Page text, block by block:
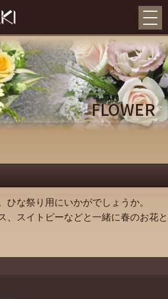
FLOWER
ひな祭り用にいかがでしょうか。
、スイトピーなどと一緒に春のお花と